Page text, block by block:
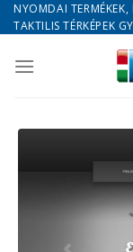
Skip
to
NYOMDAI
TAKTILIS TÉRKÉPEK